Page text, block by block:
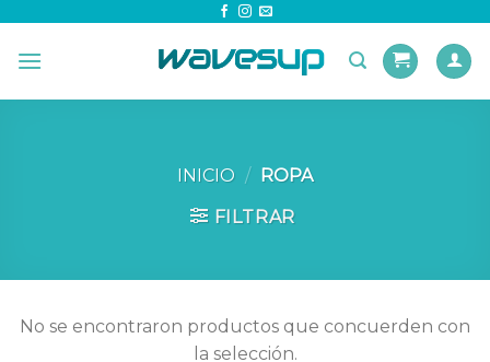
content
INICIO / ROPA
FILTRAR
No se encontraron productos que concuerden con
la selección.